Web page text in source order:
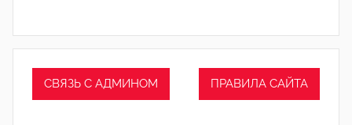
СВЯЗЬ С АДМИНОМ ПРАВИЛА САЙТА